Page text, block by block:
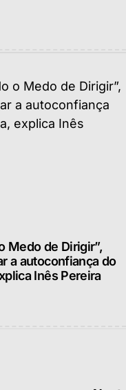
Medo de Dirigir”,
a autoconfiança do
Inês Pereira